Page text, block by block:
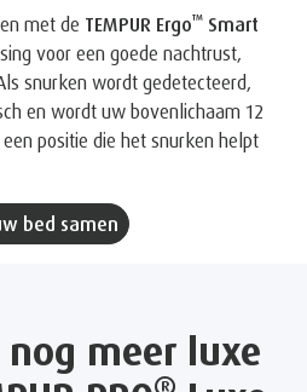
met de TEMPUR Ergo™ Smart
voor een goede nachtrust,
snurken wordt gedetecteerd,
en wordt uw bovenlichaam 12
positie die het snurken helpt
bed samen
meer luxe